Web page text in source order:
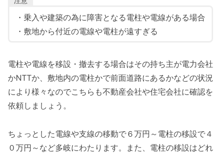
・乗入や建築の為に障害となる電柱や電線がある場合
・敷地から付近の電線や電柱が遠すぎる
電柱や電線を移設・撤去する場合はその持ち主が電力会社
かNTTか、敷地内の電柱かで前面道路にあるかなどの状況
により様々なのでこちらも不動産会社や住宅会社に確認を
依頼しましょう。
ちょっとした電線や支線の移動で６万円～電柱の移設で４
０万円～など多岐にわたります。また、電柱の移設はどれ